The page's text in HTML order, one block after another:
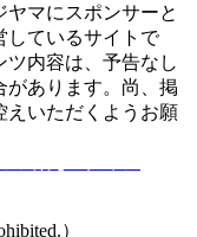
マにスポンサーと
しているサイトで
内容は、予告なし
があります。尚、掲
えいただくようお願
）